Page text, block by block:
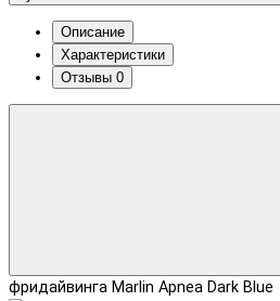
Описание
Характеристики
Отзывы 0
фридайвинга Marlin Apnea Dark Blue